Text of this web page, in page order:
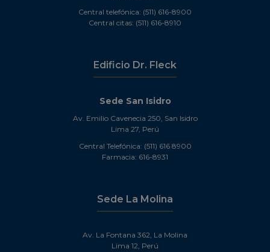
Central telefónica: (511) 616-8900
Central citas: (511) 616-8910
Edificio Dr. Fleck
Sede San Isidro
Av. Emilio Cavenecia 250, San Isidro
Lima 27, Perú
Central Telefónica: (511) 616 8900
Farmacia: 616-8931
Sede La Molina
Av. La Fontana 362, La Molina
Lima 12, Perú